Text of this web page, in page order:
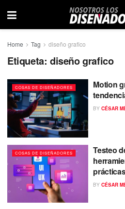
Home Tag diseño grafico
Etiqueta: diseño grafico
COSAS DE DISEÑADORES
Motion
BY CÉSAR
COSAS DE DISEÑADORES
Testeo
BY CÉSAR